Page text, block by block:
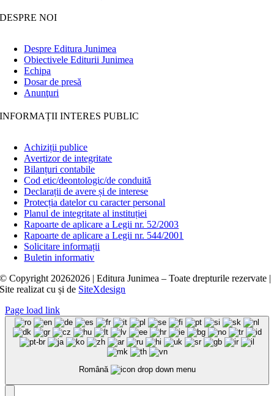
DESPRE NOI
Despre Editura Junimea
Obiectivele Editurii Junimea
Echipa
Dosar de presă
Anunţuri
INFORMAȚII INTERES PUBLIC
Achiziții publice
Avertizor de integritate
Bilanțuri contabile
Cod etic/deontologic/de conduită
Declarații de avere și de interese
Protecția datelor cu caracter personal
Planul de integritate al instituției
Rapoarte de aplicare a Legii nr. 52/2003
Rapoarte de aplicare a Legii nr. 544/2001
Solicitare informații
Buletin informativ
© Copyright 20262026 | Editura Junimea – Toate drepturile rezervate |
Site realizat cușide SiteXdesign
Page load link
Română